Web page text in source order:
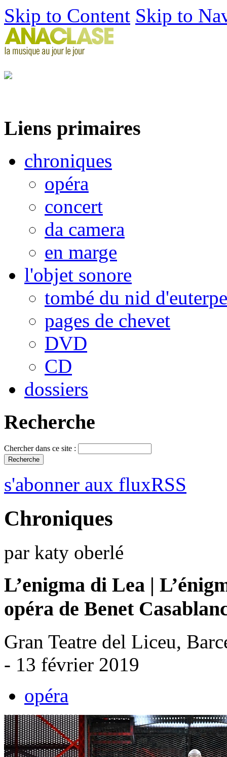
Skip to Content Skip to
Liens primaires
chroniques
opéra
concert
da camera
en marge
l'objet sonore
tombé du nid d'euterpe
pages de chevet
DVD
CD
dossiers
Recherche
Chercher dans ce site :
s'abonner aux fluxRSS
Chroniques
par katy oberlé
L’enigma di Lea |
opéra de Benet
Gran Teatre del Liceu,
- 13 février 2019
opéra